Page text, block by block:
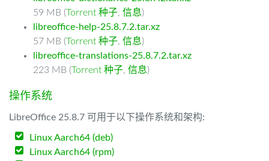
59 MB (Torrent 种子, 信息)
libreoffice-help-25.8.7.2.tar.xz
57 MB (Torrent 种子, 信息)
libreoffice-translations-25.8.7.2.tar.xz
223 MB (Torrent 种子, 信息)
操作系统
LibreOffice 25.8.7 可用于以下操作系统和架构:
Linux Aarch64 (deb)
Linux Aarch64 (rpm)